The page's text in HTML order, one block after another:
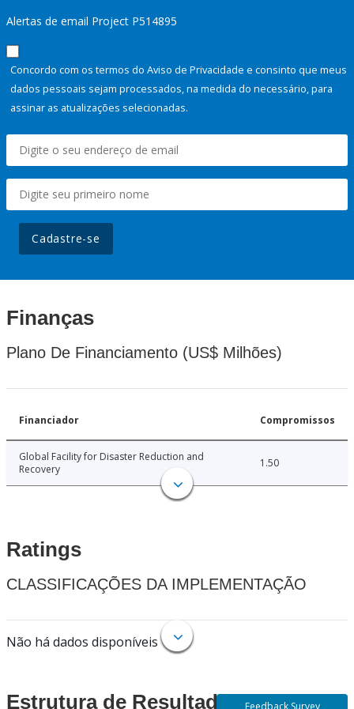
Alertas de email Project P514895
Concordo com os termos do Aviso de Privacidade e consinto que meus
dados pessoais sejam processados, na medida do necessário, para
assinar as atualizações selecionadas.
Cadastre-se
Finanças
Plano De Financiamento (US$ Milhões)
Financiador Compromissos
Global Facility for Disaster Reduction and
Recovery
1.50
Ratings
CLASSIFICAÇÕES DA IMPLEMENTAÇÃO
Não há dados disponíveis
Estrutura de Resultados Feedback Survey